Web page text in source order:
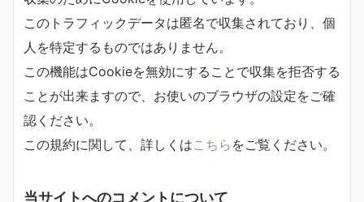
このトラフィックデータは匿名で収集されており、個
人を特定するものではありません。
この機能はCookieを無効にすることで収集を拒否する
ことが出来ますので、お使いのブラウザの設定をご確
認ください。
この規約に関して、詳しくはこちら をご覧ください。
当サイトへのコメントについて